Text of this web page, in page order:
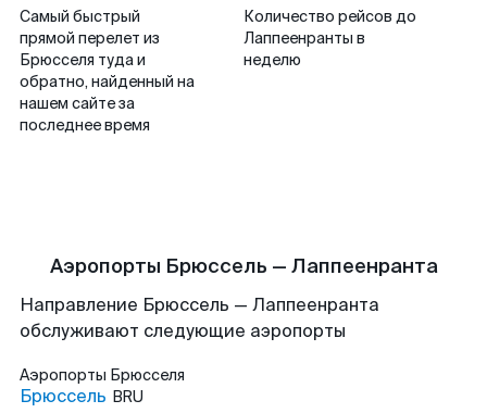
Самый быстрый
прямой перелет из
Брюсселя туда и
обратно, найденный на
нашем сайте за
последнее время
Количество рейсов до
Лаппеенранты в
неделю
Аэропорты Брюссель — Лаппеенранта
Направление Брюссель — Лаппеенранта
обслуживают следующие аэропорты
Аэропорты Брюсселя
Брюссель BRU